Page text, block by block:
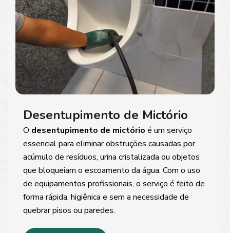
Desentupimento de Mictório
O desentupimento de mictório é um serviço
essencial para eliminar obstruções causadas por
acúmulo de resíduos, urina cristalizada ou objetos
que bloqueiam o escoamento da água. Com o uso
de equipamentos profissionais, o serviço é feito de
forma rápida, higiênica e sem a necessidade de
quebrar pisos ou paredes.